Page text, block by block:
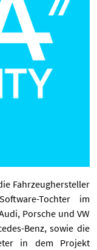
Fahrzeughersteller
Tochter im
Porsche und VW
Benz, sowie die
in dem Projekt